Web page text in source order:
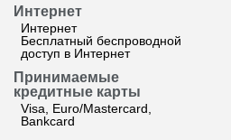
Интернет
Интернет
Бесплатный беспроводной
доступ в Интернет
Принимаемые
кредитные карты
Visa, Euro/Mastercard,
Bankcard